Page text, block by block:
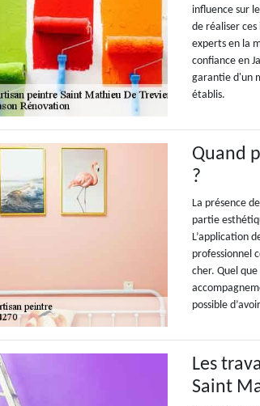
influence sur
de réaliser
experts en la
confiance en
garantie d'un
établis.
Quand
?
La présence
partie
L’application
professionnel
cher. Quel
possible
Les
Saint